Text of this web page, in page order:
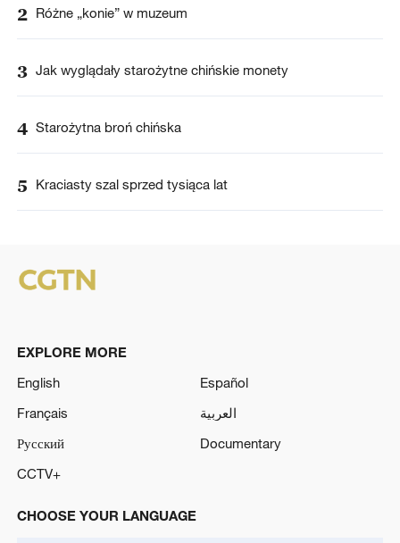
2 Różne „konie” w muzeum
3 Jak wyglądały starożytne chińskie monety
4 Starożytna broń chińska
5 Kraciasty szal sprzed tysiąca lat
EXPLORE MORE
English
Español
Français
العربية
Русский
Documentary
CCTV+
CHOOSE YOUR LANGUAGE